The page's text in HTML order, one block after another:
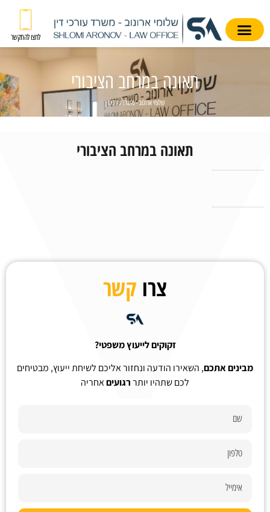
לחצו להתקשר
תאונה במרחב הציבורי
שלומי ארונוב - משרד עורכי דין
תאונה במרחב הציבורי
צרו קשר
זקוקים לייעוץ משפטי?
מבינים אתכם, השאירו הודעה ונחזור אליכם לשיחת ייעוץ, מבטיחים
לכם שתהיו יותררגועיםאחריה